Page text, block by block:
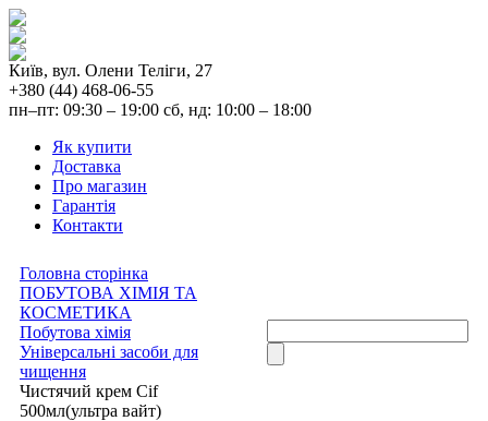
Київ, вул. Олени Теліги, 27
+380 (44) 468-06-55
пн–пт: 09:30 – 19:00 сб, нд: 10:00 – 18:00
Як купити
Доставка
Про магазин
Гарантія
Контакти
Головна сторінка
ПОБУТОВА ХІМІЯ ТА
КОСМЕТИКА
Побутова хімія
Універсальні засоби для
чищення
Чистячий крем Cif
500мл(ультра вайт)